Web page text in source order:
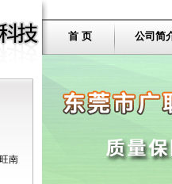
南
首 页 公司简